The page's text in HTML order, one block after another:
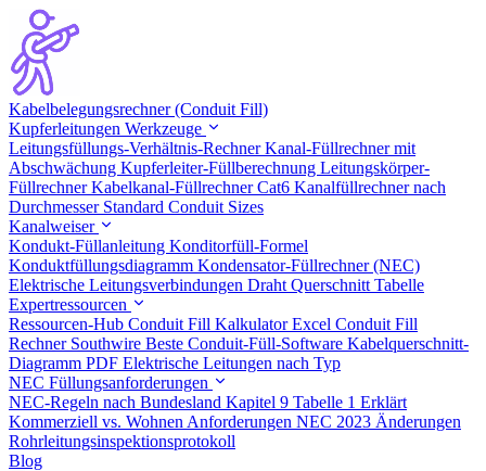
Kabelbelegungsrechner (Conduit Fill)
Kupferleitungen Werkzeuge
Leitungsfüllungs-Verhältnis-RechnerKanal-Füllrechner mit
Abschwächung Kupferleiter-Füllberechnung Leitungskörper-
FüllrechnerKabelkanal-Füllrechner Cat6 Kanalfüllrechner nach
Durchmesser Standard Conduit Sizes
Kanalweiser
Kondukt-Füllanleitung Konditorfüll-Formel
Konduktfüllungsdiagramm Kondensator-Füllrechner (NEC)
Elektrische Leitungsverbindungen Draht Querschnitt Tabelle
Expertressourcen
Ressourcen-Hub Conduit Fill Kalkulator Excel Conduit Fill
Rechner Southwire Beste Conduit-Füll-Software Kabelquerschnitt-
Diagramm PDF Elektrische Leitungen nach Typ
NEC Füllungsanforderungen
NEC-Regeln nach Bundesland Kapitel 9 Tabelle 1 Erklärt
Kommerziell vs. Wohnen Anforderungen NEC 2023 Änderungen
Rohrleitungsinspektionsprotokoll
Blog